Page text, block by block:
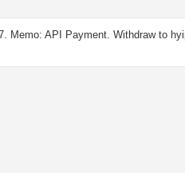
Memo: API Payment. Withdraw to